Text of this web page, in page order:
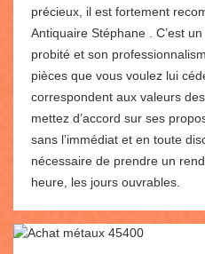
précieux, il est fortement
Antiquaire Stéphane . C’est
probité et son
pièces que vous voulez lui
correspondent aux valeurs
mettez d’accord sur ses
sans l’immédiat et en toute
nécessaire de prendre un
heure, les jours ouvrables.